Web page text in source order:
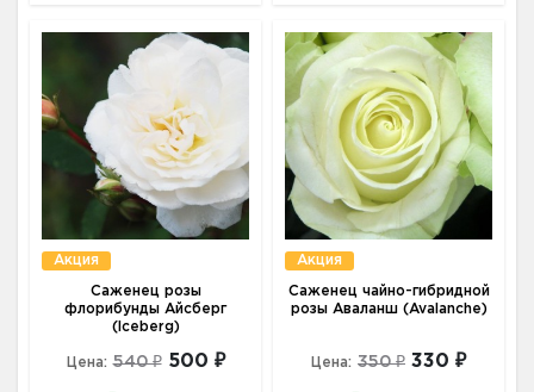
Акция
Саженец розы
флорибунды Айсберг
(Iceberg)
Цена: 540 ₽ 500 ₽
Акция
Саженец чайно-гибридной
розы Аваланш (Avalanche)
Цена: 350 ₽ 330 ₽